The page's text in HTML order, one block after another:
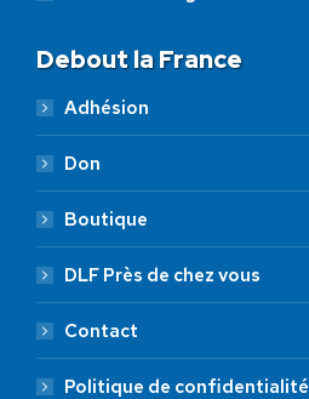
Debout la France
Adhésion
Don
Boutique
DLF Près de chez vous
Contact
Politique de confidentialité